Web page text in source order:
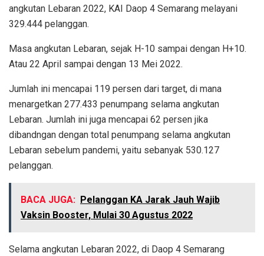
angkutan Lebaran 2022, KAI Daop 4 Semarang melayani
329.444 pelanggan.
Masa angkutan Lebaran, sejak H-10 sampai dengan H+10.
Atau 22 April sampai dengan 13 Mei 2022.
Jumlah ini mencapai 119 persen dari target, di mana
menargetkan 277.433 penumpang selama angkutan
Lebaran. Jumlah ini juga mencapai 62 persen jika
dibandngan dengan total penumpang selama angkutan
Lebaran sebelum pandemi, yaitu sebanyak 530.127
pelanggan.
BACA JUGA: Pelanggan KA Jarak Jauh Wajib
Vaksin Booster, Mulai 30 Agustus 2022
Selama angkutan Lebaran 2022, di Daop 4 Semarang